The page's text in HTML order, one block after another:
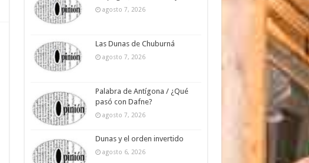
agosto 7, 2026
Las Dunas de Chuburná
agosto 7, 2026
Palabra de Antígona / ¿Qué
pasó con Dafne?
agosto 7, 2026
Dunas y el orden invertido
agosto 6, 2026